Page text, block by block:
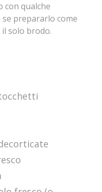
con qualche
se prepararlo come
il solo brodo.